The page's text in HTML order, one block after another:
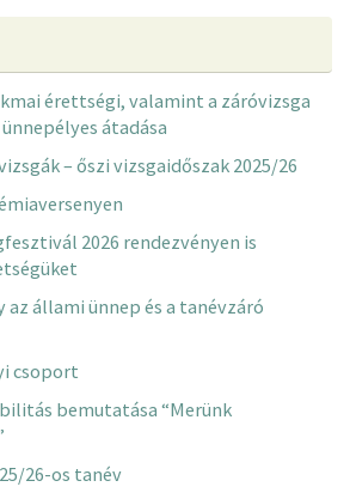
érettségi, valamint a záróvizsga
átadása
– őszi vizsgaidőszak 2025/26
2026 rendezvényen is
az állami ünnep és a tanévzáró
csoport
bemutatása “Merünk
26-os tanév